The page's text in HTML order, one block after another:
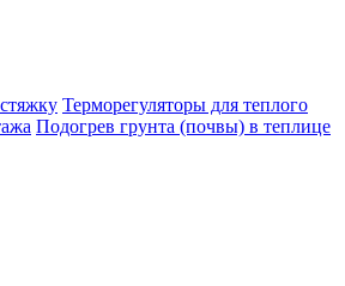
Терморегуляторы для теплого
Подогрев грунта (почвы) в теплице